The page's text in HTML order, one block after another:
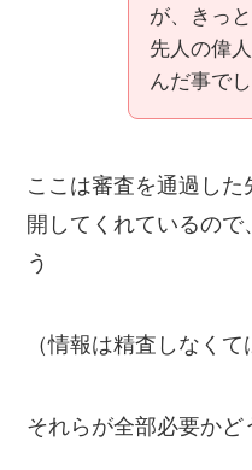
が、きっ
先人の偉
んだ事で
ここは審査を通過し
開してくれているので
う
（情報は精査しなくて
それらが全部必要かど